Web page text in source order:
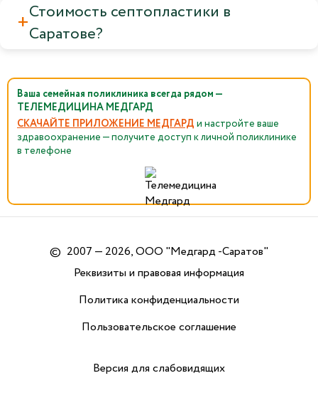
Стоимость септопластики в
Саратове?
Ваша семейная поликлиника всегда рядом —
ТЕЛЕМЕДИЦИНА МЕДГАРД
СКАЧАЙТЕ ПРИЛОЖЕНИЕ МЕДГАРД и настройте ваше
здравоохранение — получите доступ к личной поликлинике
в телефоне
© 2007 — 2026, ООО "Медгард -Саратов"
Реквизиты и правовая информация
Политика конфиденциальности
Пользовательское соглашение
Версия для слабовидящих